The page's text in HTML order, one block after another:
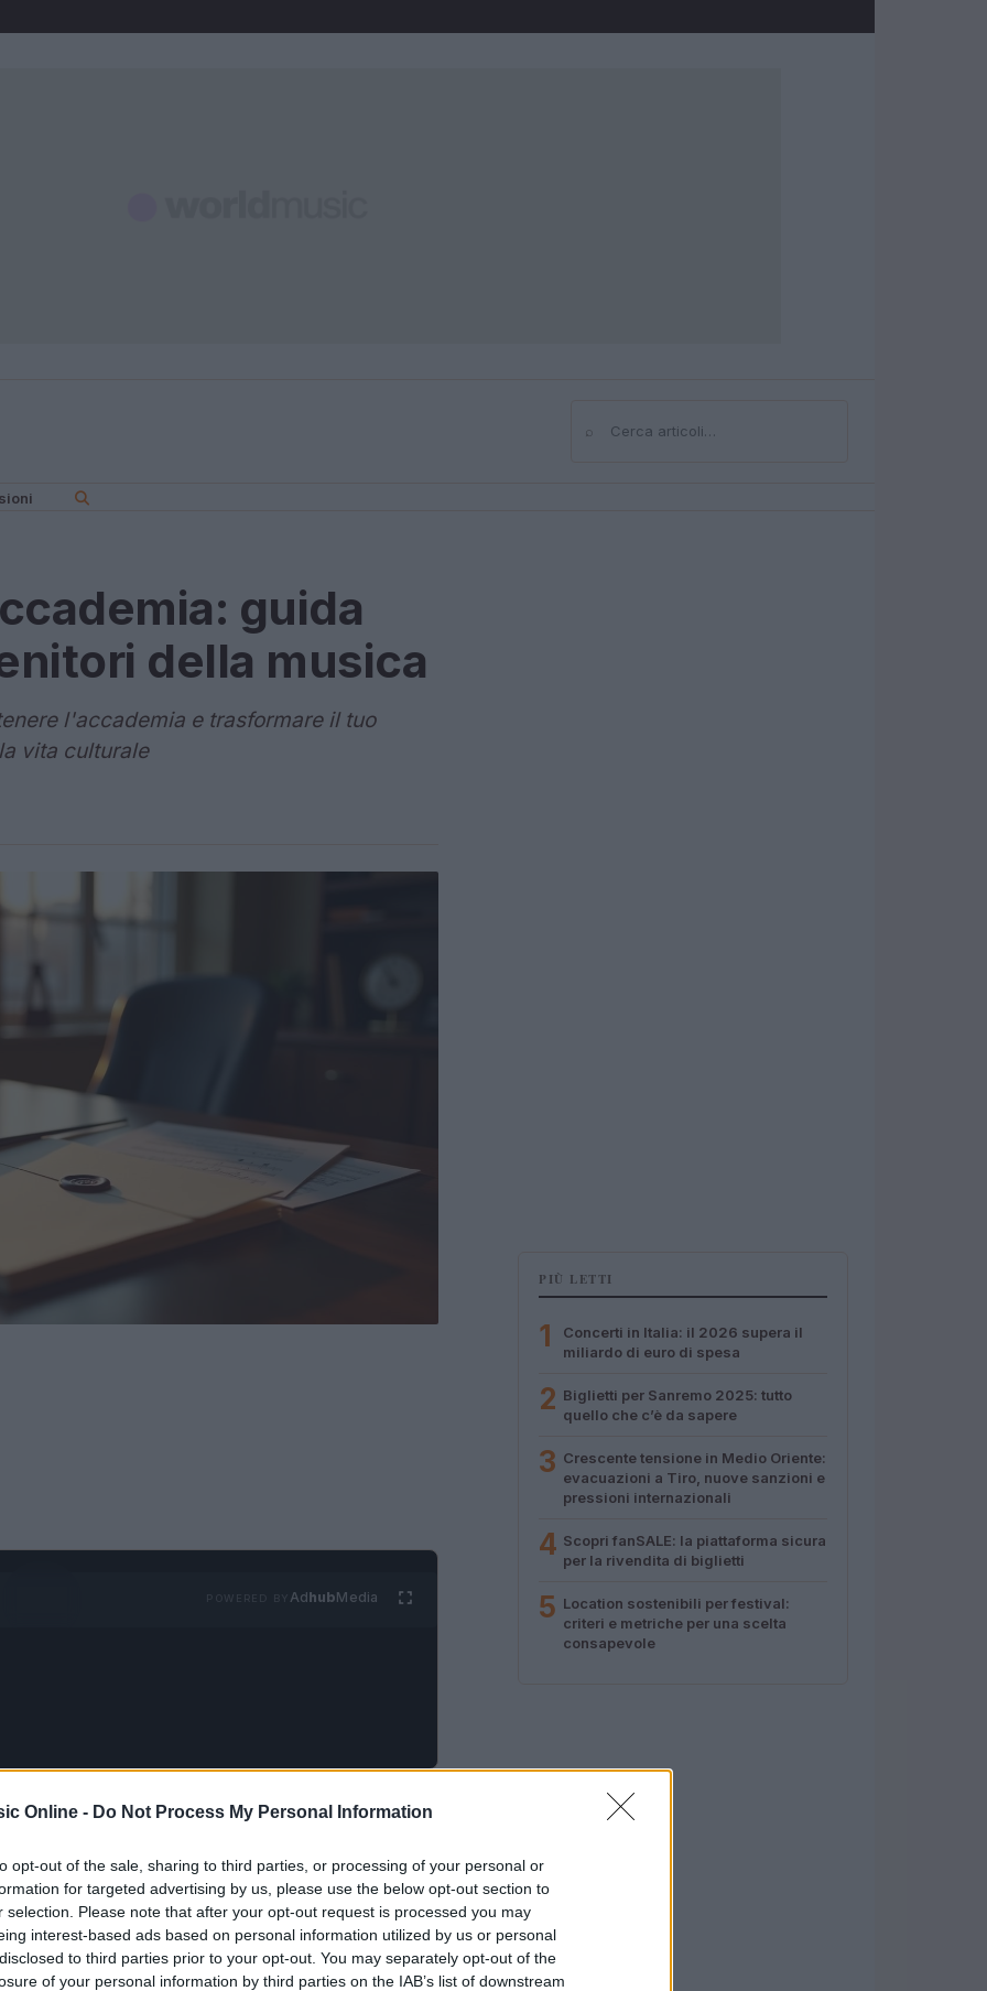
Online - Do Not Process My Personal Information
opt-out of the sale, sharing to third parties, or processing of your personal or
for targeted advertising by us, please use the below opt-out section to
selection. Please note that after your opt-out request is processed you may
interest-based ads based on personal information utilized by us or personal
to third parties prior to your opt-out. You may separately opt-out of the
of your personal information by third parties on the IAB’s list of downstream
⌕Cerca
guida
della musica
l'accademia e trasformare il tuo
vita culturale
AdhubMedia
uno spazio di partecipazione attiva per chi
a diventare partner culturali in progetti artistici
di sostegnoche unisce risorse, competenze e
territorio.
PIÙ LETTI
1
Concerti in Italia: il 2026 supera il
miliardo di euro di spesa
2 Biglietti per Sanremo 2025: tutto
quello che c’è da sapere
3 Crescente tensione in Medio Oriente:
evacuazioni a Tiro, nuove sanzioni e
pressioni internazionali
4 Scopri fanSALE: la piattaforma sicura
per la rivendita di biglietti
5 Location sostenibili per festival:
criteri e metriche per una scelta
consapevole